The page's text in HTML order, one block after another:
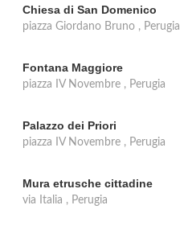
Chiesa di San Domenico
piazza Giordano Bruno , Perugia
Fontana Maggiore
piazza IV Novembre , Perugia
Palazzo dei Priori
piazza IV Novembre , Perugia
Mura etrusche cittadine
via Italia , Perugia